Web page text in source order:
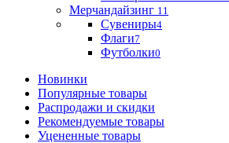
Мерчандайзинг 11
Сувениры4
Флаги7
Футболки0
Новинки
Популярные товары
Распродажи и скидки
Рекомендуемые товары
Уцененные товары